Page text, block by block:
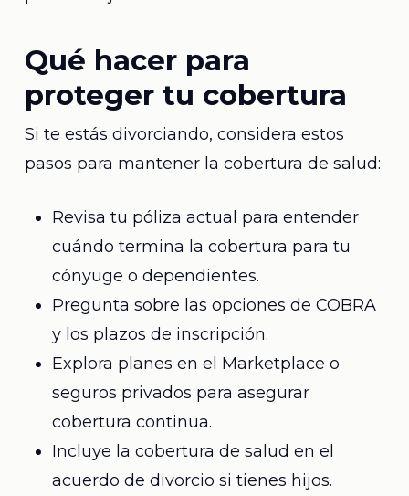
Qué hacer para
proteger tu cobertura
Si te estás divorciando, considera estos
pasos para mantener la cobertura de salud:
Revisa tu póliza actual para entender
cuándo termina la cobertura para tu
cónyuge o dependientes.
Pregunta sobre las opciones de COBRA
y los plazos de inscripción.
Explora planes en el Marketplace o
seguros privados para asegurar
cobertura continua.
Incluye la cobertura de salud en el
acuerdo de divorcio si tienes hijos.